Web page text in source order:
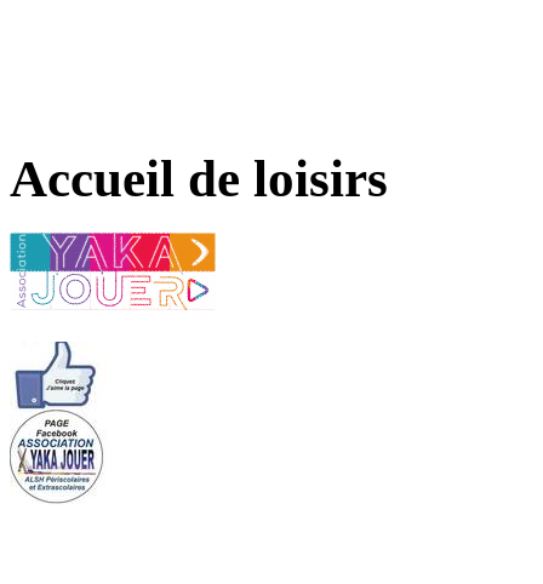
Accueil de loisirs